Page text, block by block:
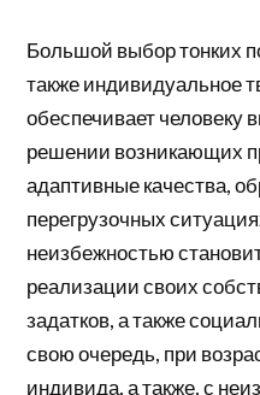
Большой выбор тонких
также индивидуальное
обеспечивает человеку
решении возникающих
адаптивные качества,
перегрузочных
неизбежностью
реализации своих
задатков, а также
свою очередь, при
индивида, а также, с